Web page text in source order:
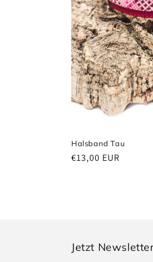
r
i
e
Halsband Tau
Normaler
€13,00 EUR
Jetzt